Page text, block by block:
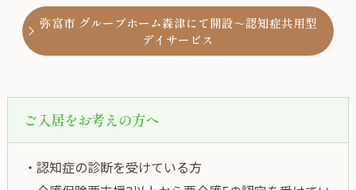
弥富市 グループホーム森津にて開設～認知症共用型
デイサービス
ご入居をお考えの方へ
・認知症の診断を受けている方